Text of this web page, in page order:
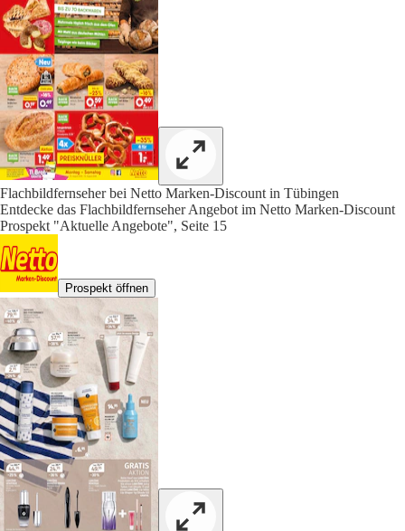
Flachbildfernseher bei Netto Marken-Discount in Tübingen
Entdecke das Flachbildfernseher Angebot im Netto Marken-Discount
Prospekt "Aktuelle Angebote", Seite 15
Prospekt öffnen